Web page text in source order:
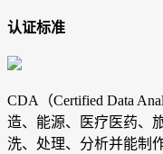
认证标准
CDA（Certified Data
造、能源、医疗医药、
洗、处理、分析并能制